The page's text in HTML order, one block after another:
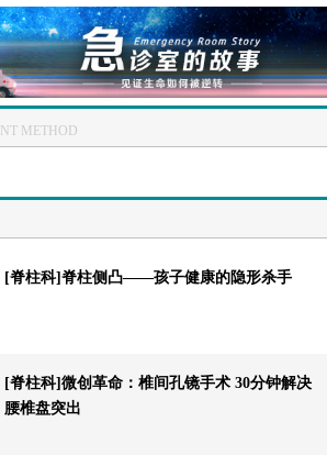
METHOD
[脊柱科]脊柱侧凸——孩子健康的隐形杀手
[脊柱科]微创革命：椎间孔镜手术 30分钟解决
腰椎盘突出